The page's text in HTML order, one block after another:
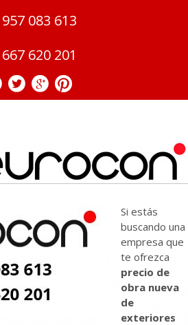
957 083 613
667 620 201
de Exteriores en Córdoba
Si estás
buscando una
empresa que
te ofrezca
precio de
obra nueva
de
exteriores